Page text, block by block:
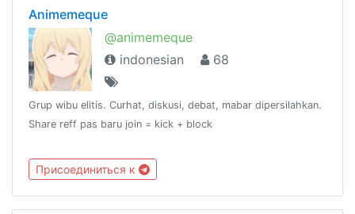
Animemeque
@animemeque
indonesian
68
Grup wibu elitis. Curhat, diskusi, debat, mabar dipersilahkan.
Share reff pas baru join = kick + block
Присоединиться к